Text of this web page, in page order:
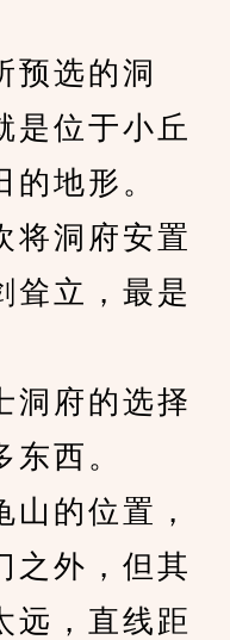
选的洞
是位于小丘
地形。
洞府安置
耸立，最是
府的选择
西。
的位置，
之外，但其
远，直线距